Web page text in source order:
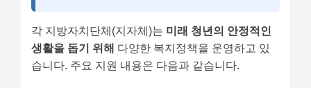
각 지방자치단체(지자체)는 미래 청년의 안정적인
생활을 돕기 위해 다양한 복지정책을 운영하고 있
습니다. 주요 지원 내용은 다음과 같습니다.